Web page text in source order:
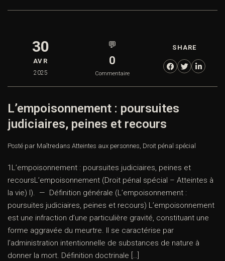
30
AVR
2025
💬
0
Commentaire
SHARE
L’empoisonnement : poursuites
judiciaires, peines et recours
Posté par Maîtredans Atteintes aux personnes, Droit pénal spécial
1L’empoisonnement : poursuites judiciaires, peines et
recoursL’empoisonnement (Droit pénal spécial – Atteintes à
la vie) I). — Définition générale (L’empoisonnement :
poursuites judiciaires, peines et recours) L’empoisonnement
est une infraction d’une particulière gravité, constituant une
forme aggravée du meurtre. Il se caractérise par
l’administration intentionnelle de substances de nature à
donner la mort. Définition doctrinale […]